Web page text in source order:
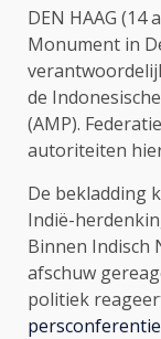
DEN HAAG (14
Monument in
de
(AMP).
autoriteiten
De bekladding
Indië-
Binnen Indisch
afschuw
politiek
persconferentie